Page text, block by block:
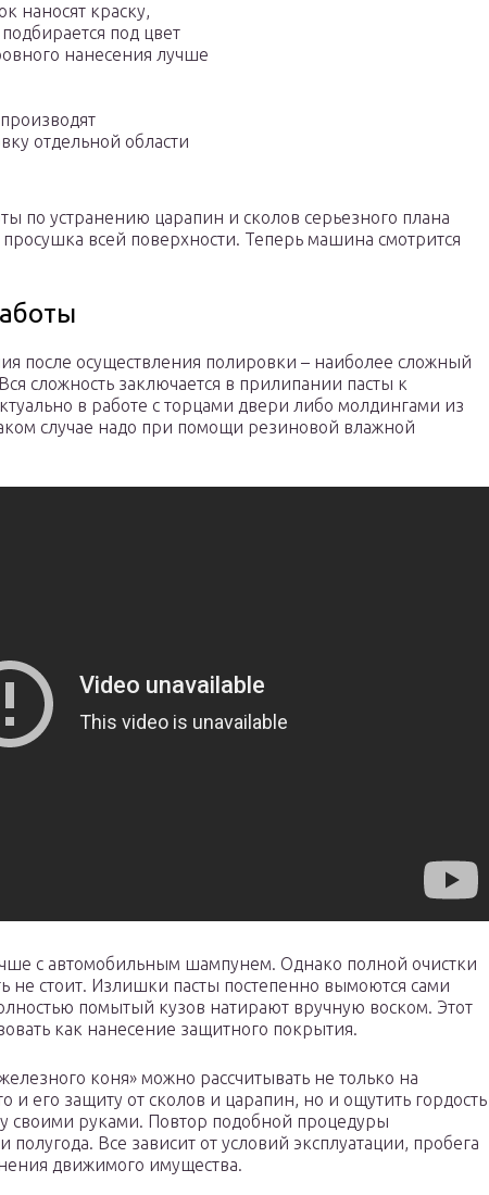
наносят краску,
под цвет
нанесения лучше
отдельной области
по устранению царапин и сколов серьезного плана
всей поверхности. Теперь машина смотрится
после осуществления полировки – наиболее сложный
сложность заключается в прилипании пасты к
в работе с торцами двери либо молдингами из
случае надо при помощи резиновой влажной
с автомобильным шампунем. Однако полной очистки
не стоит. Излишки пасты постепенно вымоются сами
помытый кузов натирают вручную воском. Этот
как нанесение защитного покрытия.
коня» можно рассчитывать не только на
его защиту от сколов и царапин, но и ощутить гордость
своими руками. Повтор подобной процедуры
полугода. Все зависит от условий эксплуатации, пробега
движимого имущества.